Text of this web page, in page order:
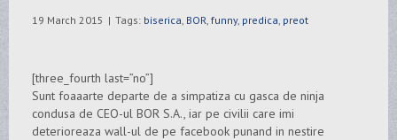
19 March 2015 | Tags: biserica, BOR, funny, predica, preot
[three_fourth last=”no”]
Sunt foaaarte departe de a simpatiza cu gasca de ninja
condusa de CEO-ul BOR S.A., iar pe civilii care imi
deterioreaza wall-ul de pe facebook punand in nestire